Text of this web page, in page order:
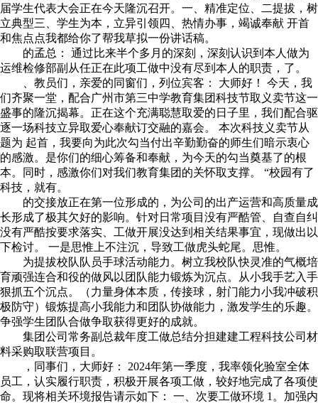
届学生代表大会正在今天隆沉召开。一、精准定位、二提拔，树
立典型三、学生为本，立异引领四、热情办事，竭诚奉献 开首
和焦点点我都给你了帮我草拟一份讲话稿。
的孟总： 通过比来半个多月的深刻，深刻认识到本人做为
运维检修部副从任正在此项工做中没有尽到本人的职责，了。
、教员们，亲爱的同窗们，列位宾客： 大师好！ 今天，我
们齐聚一堂，配合广州市第三中学教育集团科技节取义卖节这一
盛事的隆沉揭幕。正在这个充满聪慧取爱的日子里，我们配合驱
逐一场科技立异取爱心奉献订交融的嘉会。 本次科技义卖节从
题为 起首，我要向为此次勾当付出辛勤勤奋的师生们暗示衷心
的感激。是你们的细心筹备和奉献，为今天的勾当奠基了的根
本。同时，感激你们对我们教育集团的关怀取支撑。 “校园有了
科技，就有。
的交接放正在第一位形成的，为公司的出产运营和高质量成
长形成了极其欠好的影响。针对日常项目没有严酷管、自查自纠
没有严酷按要求落实、工做开展没达到相关结果事宜，现做出以
下检讨。 一是思惟上不注沉，导致工做虎头蛇尾。思惟。
为提拔校队队员手球活动能力。树立我校队快灵准的气概培
育顽强连合和役的做风以团队能力锻炼为沉点。从小我手艺入手
狠抓五个沉点。（力量身体本质，传接球，射门能力小我冲破积
极防守）锻炼提高小我能力和团队协做能力，激发学生的乐趣。
争强学生团队合做争取获得更好的成就。
集团公司常务副总裁年度工做总结分担建建工程科技公司材
料采购取联营项目。
，同事们，大师好： 2024年第一季度，我率领化验室全体
员工，认实履行职责，积极开展各项工做，较好地完成了各项使
命。现将相关环境报告请示如下： 一、次要工做环境 1。加强内